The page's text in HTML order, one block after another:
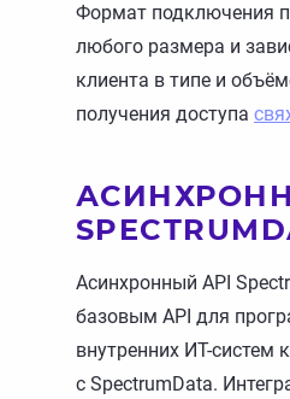
Формат подключения
любого размера и
клиента в типе и
получения доступа
Асинхронный API
базовым API для
внутренних ИТ-систем
с SpectrumData.